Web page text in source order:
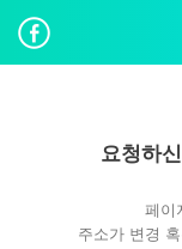
요청하
페이
주소가 변경